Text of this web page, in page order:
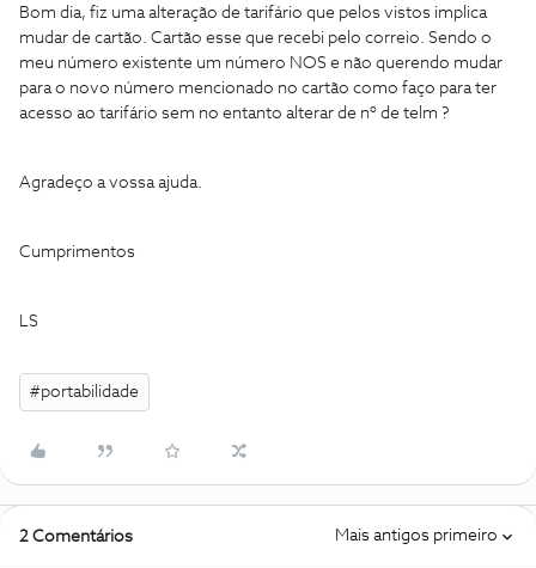
Bom dia, fiz uma alteração de tarifário que pelos vistos implica
mudar de cartão. Cartão esse que recebi pelo correio. Sendo o
meu número existente um número NOS e não querendo mudar
para o novo número mencionado no cartão como faço para ter
acesso ao tarifário sem no entanto alterar de nº de telm ?
Agradeço a vossa ajuda.
Cumprimentos
LS
#portabilidade
2 Comentários Mais antigos primeiro